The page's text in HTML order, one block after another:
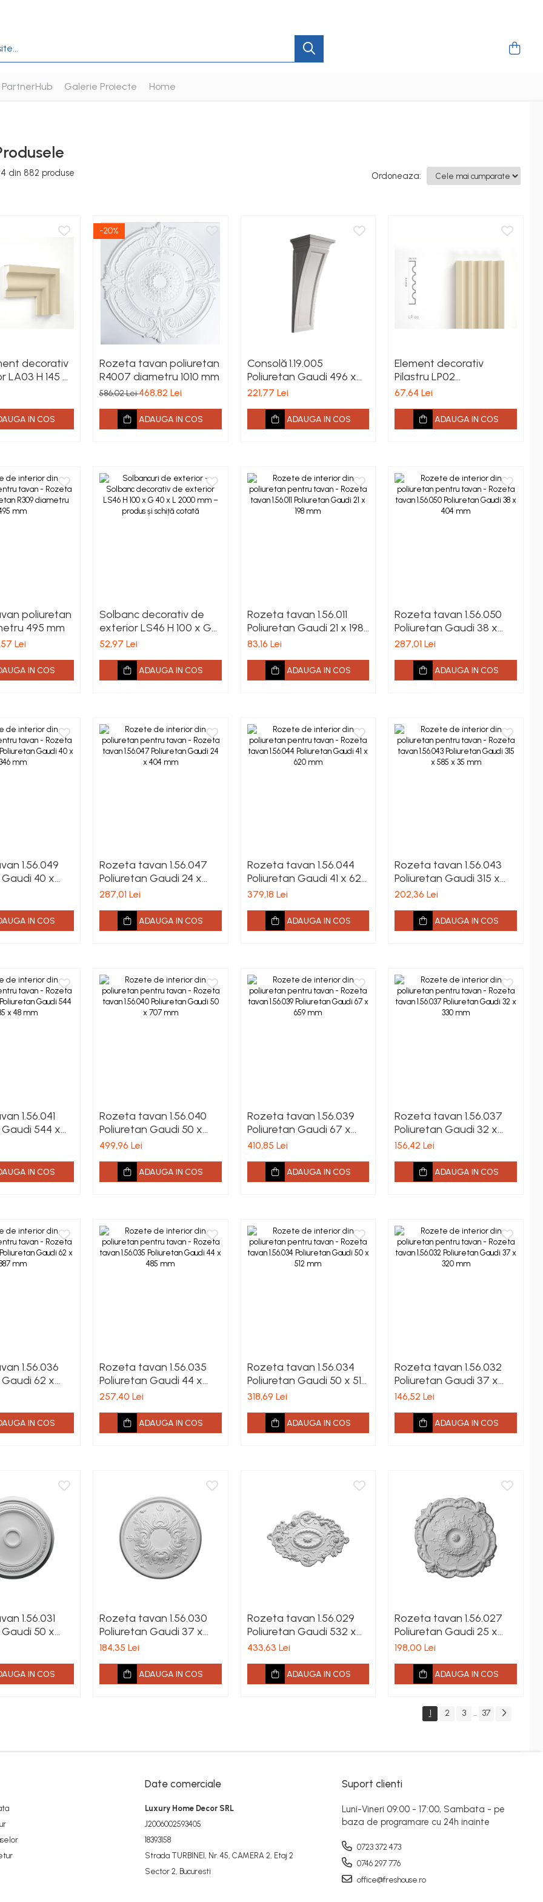
PartnerHub Galerie Proiecte Home
din 882 produse Ordoneaza:
decorativ
LA03 H 145 x
mm
IN COS
-20%
Rozeta tavan poliuretan
R4007 diametru 1010 mm
586,02 Lei468,82 Lei
ADAUGA IN COS
Consolă 1.19.005
Poliuretan Gaudi 496 x
188 x 163 mm
221,77 Lei
ADAUGA IN COS
Element decorativ
Pilastru LP02
160x25x2000mm
67,64 Lei
ADAUGA IN COS
poliuretan
495 mm
Lei
IN COS
Solbanc decorativ de
exterior LS46 H 100 x G
40 x L 2000 mm
52,97 Lei
ADAUGA IN COS
Rozeta tavan 1.56.011
Poliuretan Gaudi 21 x 198
mm
83,16 Lei
ADAUGA IN COS
Rozeta tavan 1.56.050
Poliuretan Gaudi 38 x
404 mm
287,01 Lei
ADAUGA IN COS
1.56.049
40 x
IN COS
Rozeta tavan 1.56.047
Poliuretan Gaudi 24 x
404 mm
287,01 Lei
ADAUGA IN COS
Rozeta tavan 1.56.044
Poliuretan Gaudi 41 x 620
mm
379,18 Lei
ADAUGA IN COS
Rozeta tavan 1.56.043
Poliuretan Gaudi 315 x
585 x 35 mm
202,36 Lei
ADAUGA IN COS
1.56.041
544 x
IN COS
Rozeta tavan 1.56.040
Poliuretan Gaudi 50 x
707 mm
499,96 Lei
ADAUGA IN COS
Rozeta tavan 1.56.039
Poliuretan Gaudi 67 x
659 mm
410,85 Lei
ADAUGA IN COS
Rozeta tavan 1.56.037
Poliuretan Gaudi 32 x
330 mm
156,42 Lei
ADAUGA IN COS
1.56.036
62 x
IN COS
Rozeta tavan 1.56.035
Poliuretan Gaudi 44 x
485 mm
257,40 Lei
ADAUGA IN COS
Rozeta tavan 1.56.034
Poliuretan Gaudi 50 x 512
mm
318,69 Lei
ADAUGA IN COS
Rozeta tavan 1.56.032
Poliuretan Gaudi 37 x
320 mm
146,52 Lei
ADAUGA IN COS
1.56.031
50 x
IN COS
Rozeta tavan 1.56.030
Poliuretan Gaudi 37 x
395 mm
184,35 Lei
ADAUGA IN COS
Rozeta tavan 1.56.029
Poliuretan Gaudi 532 x
767 x 45 mm
433,63 Lei
ADAUGA IN COS
Rozeta tavan 1.56.027
Poliuretan Gaudi 25 x
383 mm
198,00 Lei
ADAUGA IN COS
1 2 3 37
Date comerciale
Luxury Home Decor SRL
J2006002593405
18393158
Strada TURBINEI, Nr. 45, CAMERA 2, Etaj 2
Sector 2, Bucuresti
Suport clienti
Luni-Vineri 09:00 - 17:00, Sambata - pe
baza de programare cu 24h inainte
0723 372 473
0746 297 776
office@freshouse.ro